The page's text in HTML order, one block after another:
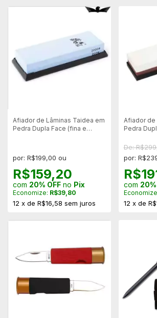
Afiador de Lâminas Taidea em
Pedra Dupla Face (fina e
por: R$199,00 ou
R$159,20
com 20% OFF no Pix
Economize: R$39,80
12 x de R$16,58 sem juros
Afiador de
Pedra
De:
por:
com 20%
12 x de